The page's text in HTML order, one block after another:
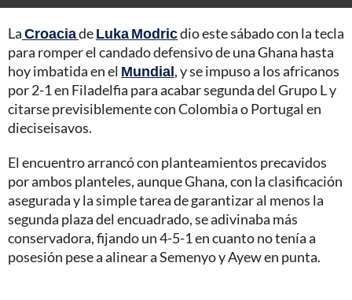
LaCroaciadeLuka Modricdio este sábado con la tecla
para romper el candado defensivo de una Ghana hasta
hoy imbatida en el Mundial, y se impuso a los africanos
por 2-1 en Filadelfia para acabar segunda del Grupo L y
citarse previsiblemente con Colombia o Portugal en
dieciseisavos.
El encuentro arrancó con planteamientos precavidos
por ambos planteles, aunque Ghana, con la clasificación
asegurada y la simple tarea de garantizar al menos la
segunda plaza del encuadrado, se adivinaba más
conservadora, fijando un 4-5-1 en cuanto no tenía a
posesión pese a alinear a Semenyo y Ayew en punta.